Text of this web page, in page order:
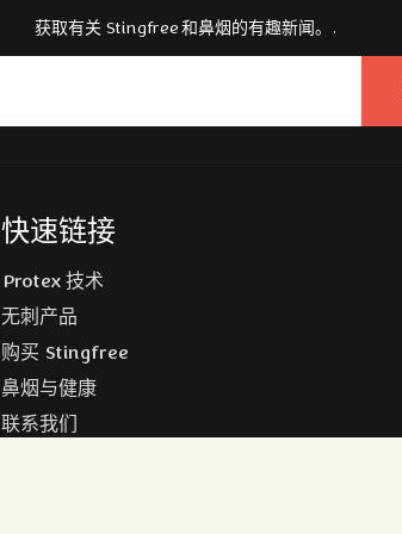
获取有关 Stingfree 和鼻烟的有趣新闻。.
快速链接
Protex 技术
无刺产品
购买 Stingfree
鼻烟与健康
联系我们